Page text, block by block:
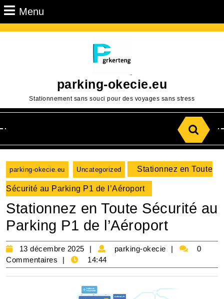
Passer
au
Menu
parking-okecie.eu
Stationnement sans souci pour des voyages sans stress
for:
parking-okecie.eu Uncategorized Stationnez en Toute
Sécurité au Parking P1 de l’Aéroport
Stationnez en Toute Sécurité au
Parking P1 de l’Aéroport
13 décembre 2025
13
décembre
2025
parking-okecie
parking-
0
Commentaires
14:44